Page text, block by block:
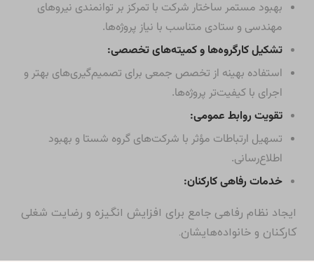
بهبود مستمر ساختار شرکت با تمرکز بر توانمندی نیروهای
مهندسی و ستادی متناسب با نیاز پروژه‌ها.
تشکیل کارگروه‌ها و کمیته‌های تخصصی:
استفاده بهینه از تخصص جمعی برای تصمیم‌گیری‌های بهتر و
اجرای با کیفیت‌تر پروژه‌ها.
تقویت روابط عمومی:
تسهیل ارتباطات مؤثر با شرکت‌های گروه شستا و بهبود
اطلاع‌رسانی.
خدمات رفاهی کارکنان:
ایجاد نظام رفاهی جامع برای افزایش انگیزه و رضایت شغلی
کارکنان و خانواده‌هایشان.